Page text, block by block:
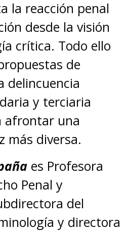
la reacción penal
desde la visión
crítica. Todo ello
de
delincuencia
y terciaria
afrontar una
más diversa.
es Profesora
Penal y
del
y directora